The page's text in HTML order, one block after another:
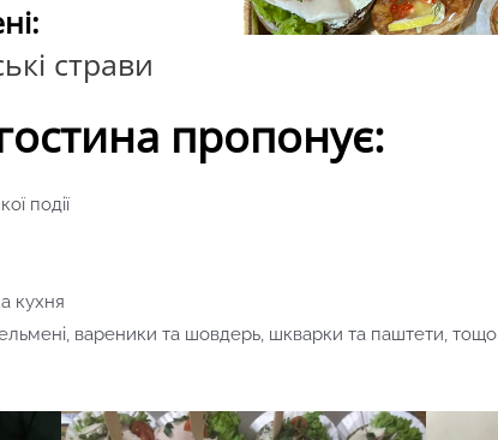
страви
пропонує:
події
кухня
вареники та шовдерь, шкварки та паштети, тощо